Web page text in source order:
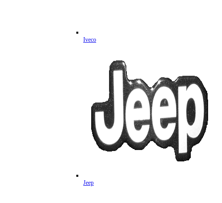
Iveco
Jeep